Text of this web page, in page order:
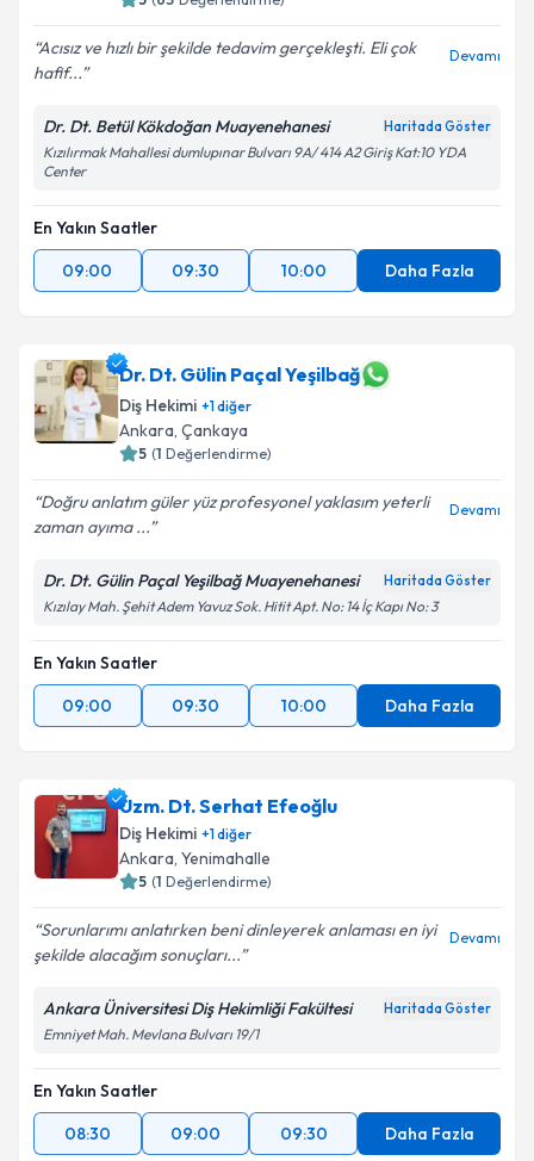
kapsamda işlenmesini kabul ediyorum.
Takvim Talebini Gönder
Acısız ve hızlı bir şekilde tedavim gerçekleşti. Eli çok
hafif...
Devamı
Dr. Dt. Betül Kökdoğan Muayenehanesi Haritada Göster
Kızılırmak Mahallesi dumlupınar Bulvarı 9A/ 414 A2 Giriş Kat:10 YDA
Center
En Yakın Saatler
09:00
09:30 10:00 Daha Fazla
Dr. Dt. Gülin Paçal Yeşilbağ
Diş Hekimi +1diğer
Ankara, Çankaya
5 (1 Değerlendirme)
Doğru anlatım güler yüz profesyonel yaklasım yeterli
zaman ayıma ...
Devamı
Dr. Dt. Gülin Paçal Yeşilbağ Muayenehanesi Haritada Göster
Kızılay Mah. Şehit Adem Yavuz Sok. Hitit Apt. No: 14 İç Kapı No: 3
En Yakın Saatler
09:00
09:30 10:00 Daha Fazla
Uzm. Dt. Serhat Efeoğlu
Diş Hekimi +1diğer
Ankara, Yenimahalle
5 (1 Değerlendirme)
Sorunlarımı anlatırken beni dinleyerek anlaması en iyi
şekilde alacağım sonuçları...
Devamı
Ankara Üniversitesi Diş Hekimliği Fakültesi Haritada Göster
Emniyet Mah. Mevlana Bulvarı 19/1
En Yakın Saatler
08:30
09:00 09:30 Daha Fazla